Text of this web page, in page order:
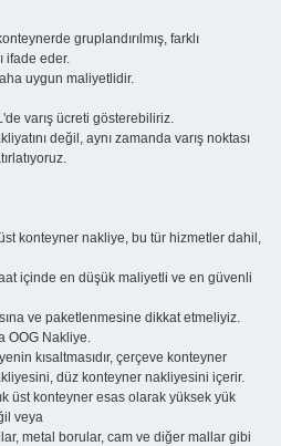
gruplandırılmış, farklı
ifade eder.
uygun maliyetlidir.
varış ücreti gösterebiliriz.
değil, aynı zamanda varış noktası
konteyner nakliye, bu tür hizmetler dahil,
içinde en düşük maliyetli ve en güvenli
ve paketlenmesine dikkat etmeliyiz.
OOG Nakliye.
kısaltmasıdır, çerçeve konteyner
düz konteyner nakliyesini içerir.
üst konteyner esas olarak yüksek yük
veya
metal borular, cam ve diğer mallar gibi